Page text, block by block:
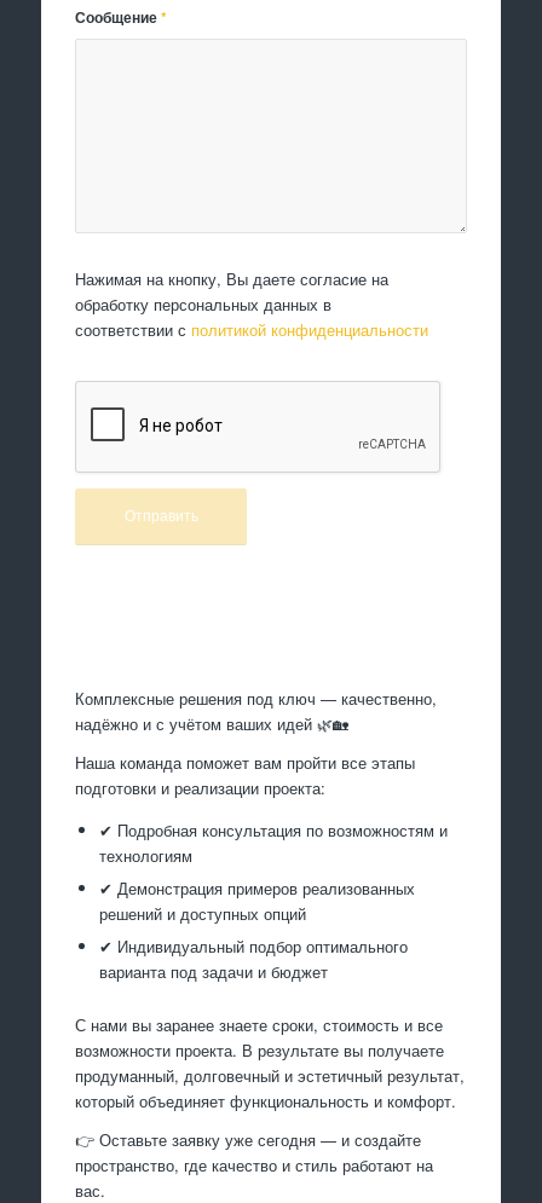
Сообщение*
Нажимая на кнопку, Вы даете согласие на
обработку персональных данных в
соответствии с политикой конфиденциальности
Комплексные решения под ключ — качественно,
надёжно и с учётом ваших идей 🌿🏡
Наша команда поможет вам пройти все этапы
подготовки и реализации проекта:
✔ Подробная консультация по возможностям и
технологиям
✔ Демонстрация примеров реализованных
решений и доступных опций
✔ Индивидуальный подбор оптимального
варианта под задачи и бюджет
С нами вы заранее знаете сроки, стоимость и все
возможности проекта. В результате вы получаете
продуманный, долговечный и эстетичный результат,
который объединяет функциональность и комфорт.
👉 Оставьте заявку уже сегодня — и создайте
пространство, где качество и стиль работают на
вас.